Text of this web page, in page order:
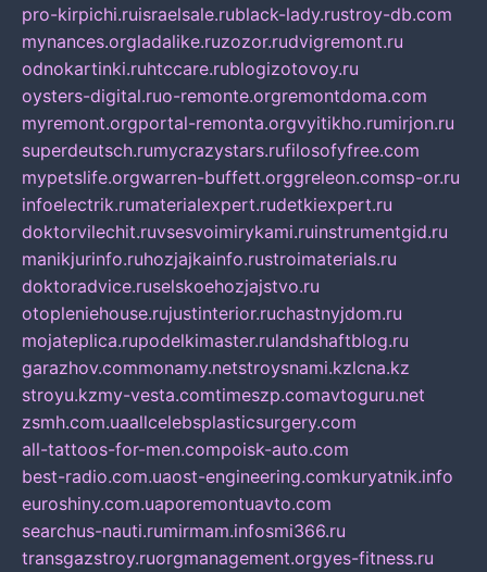
pro-kirpichi.ruisraelsale.rublack-lady.rustroy-db.com
mynances.orgladalike.ruzozor.rudvigremont.ru
odnokartinki.ruhtccare.rublogizotovoy.ru
oysters-digital.ruo-remonte.orgremontdoma.com
myremont.orgportal-remonta.orgvyitikho.rumirjon.ru
superdeutsch.rumycrazystars.rufilosofyfree.com
mypetslife.orgwarren-buffett.orggreleon.comsp-or.ru
infoelectrik.rumaterialexpert.rudetkiexpert.ru
doktorvilechit.ruvsesvoimirykami.ruinstrumentgid.ru
manikjurinfo.ruhozjajkainfo.rustroimaterials.ru
doktoradvice.ruselskoehozjajstvo.ru
otopleniehouse.rujustinterior.ruchastnyjdom.ru
mojateplica.rupodelkimaster.rulandshaftblog.ru
garazhov.commonamy.netstroysnami.kzlcna.kz
stroyu.kzmy-vesta.comtimeszp.comavtoguru.net
zsmh.com.uaallcelebsplasticsurgery.com
all-tattoos-for-men.compoisk-auto.com
best-radio.com.uaost-engineering.comkuryatnik.info
euroshiny.com.uaporemontuavto.com
searchus-nauti.rumirmam.infosmi366.ru
transgazstroy.ruorgmanagement.orgyes-fitness.ru